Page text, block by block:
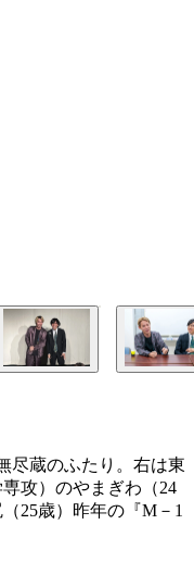
尽蔵のふたり。右は東
攻）のやまぎわ（24
25歳）昨年の『M－1